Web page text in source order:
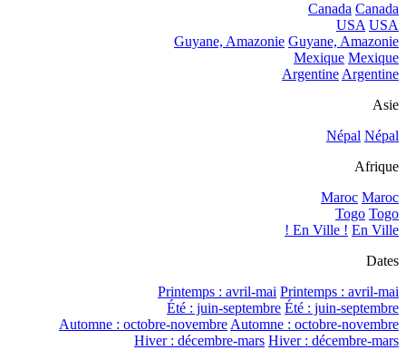
Canada Canada
USA USA
Guyane, Amazonie Guyane, Amazonie
Mexique Mexique
ArgentineArgentine
Asie
Népal Népal
Afrique
Maroc Maroc
Togo Togo
En Ville ! En Ville !
Dates
Printemps : avril-mai Printemps : avril-mai
Été : juin-septembre Été : juin-septembre
Automne : octobre-novembreAutomne : octobre-novembre
Hiver : décembre-mars Hiver : décembre-mars